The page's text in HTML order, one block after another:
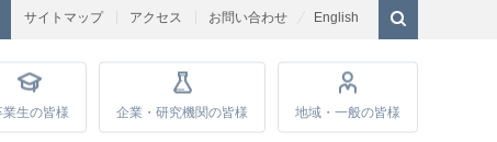
サイトマップ アクセス お問い合わせ English
業生の皆様 企業・研究機関の皆様 地域・一般の皆様